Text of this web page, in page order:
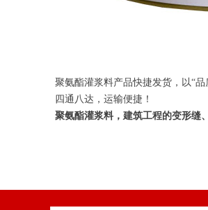
聚氨酯灌浆料产品快捷发货，以“
四通八达，运输便捷！
聚氨酯灌浆料，建筑工程的变形缝